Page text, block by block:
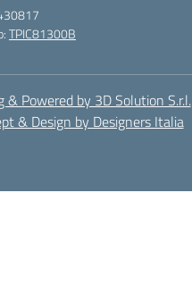
TPIC81300B
& Powered by 3D Solution S.r.l.
& Design by Designers Italia